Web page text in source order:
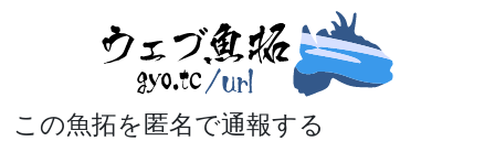
この魚拓を匿名で通報する